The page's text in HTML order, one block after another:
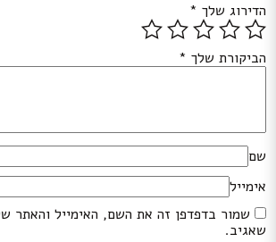
הדירוג שלך *
הביקורת שלך *
שם
אימייל
שמור בדפדפן זה את השם, האימייל והאתר
שאגיב.